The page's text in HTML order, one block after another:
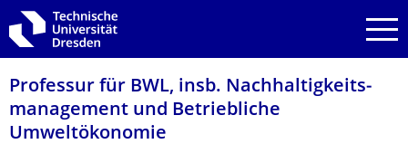
Zur Hauptnavigation springen
Zur Suche springen
Zum Inhalt springen
Professur für BWL, insb. Nachhaltigkeits­
management und Betriebliche
Umweltökonomie